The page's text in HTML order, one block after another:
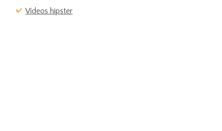
Vídeos hipster